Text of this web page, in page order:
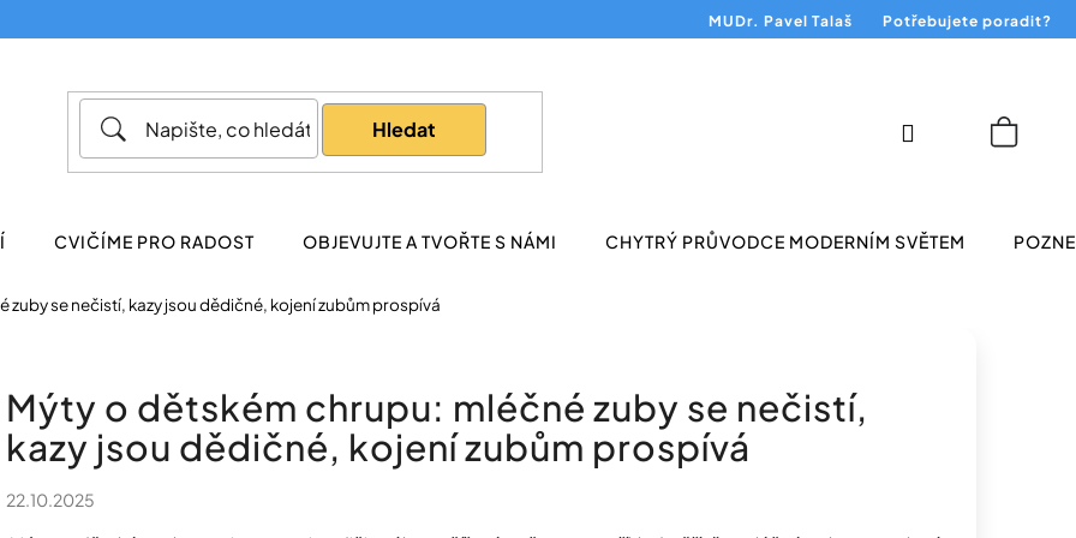
MUDr. Pavel Talaš Potřebujete poradit?
Hledat
CVIČÍME PRO RADOST OBJEVUJTE A TVOŘTE S NÁMI CHYTRÝ PRŮVODCE MODERNÍM SVĚTEM
Přihlášení
zuby se nečistí, kazy jsou dědičné, kojení zubům prospívá
Mýty o dětském chrupu: mléčné zuby se nečistí,
kazy jsou dědičné, kojení zubům prospívá
22.10.2025
Co potřebujete najít?